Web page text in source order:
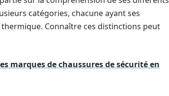
catégories, chacune ayant ses
Connaître ces distinctions peut
marques de chaussures de sécurité en